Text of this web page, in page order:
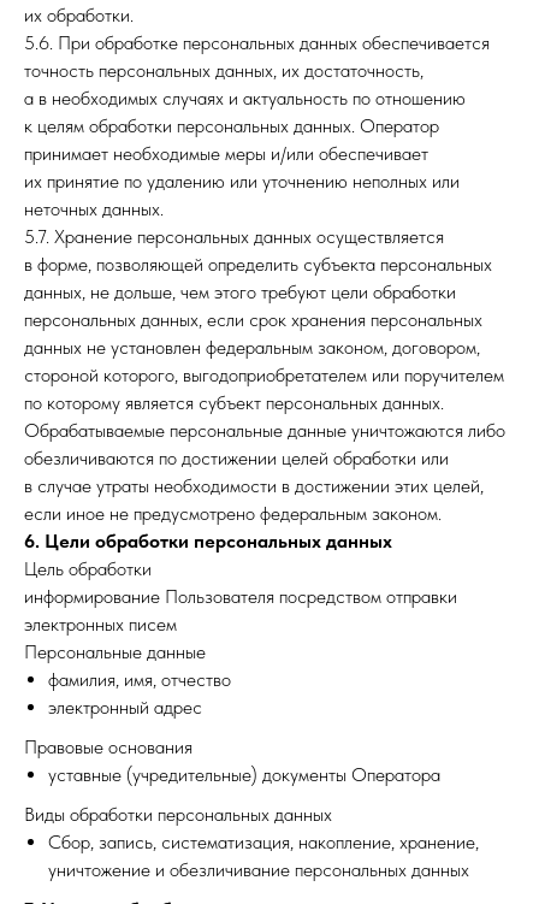
их обработки.
5.6. При обработке персональных данных обеспечивается
точность персональных данных, их достаточность,
а в необходимых случаях и актуальность по отношению
к целям обработки персональных данных. Оператор
принимает необходимые меры и/или обеспечивает
их принятие по удалению или уточнению неполных или
неточных данных.
5.7. Хранение персональных данных осуществляется
в форме, позволяющей определить субъекта персональных
данных, не дольше, чем этого требуют цели обработки
персональных данных, если срок хранения персональных
данных не установлен федеральным законом, договором,
стороной которого, выгодоприобретателем или поручителем
по которому является субъект персональных данных.
Обрабатываемые персональные данные уничтожаются либо
обезличиваются по достижении целей обработки или
в случае утраты необходимости в достижении этих целей,
если иное не предусмотрено федеральным законом.
6. Цели обработки персональных данных
Цель обработки
информирование Пользователя посредством отправки
электронных писем
Персональные данные
фамилия, имя, отчество
электронный адрес
Правовые основания
уставные (учредительные) документы Оператора
Виды обработки персональных данных
Сбор, запись, систематизация, накопление, хранение,
уничтожение и обезличивание персональных данных